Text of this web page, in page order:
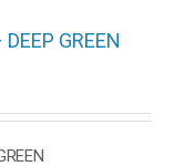
GREEN